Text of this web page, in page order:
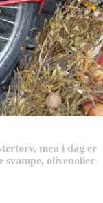
men i dag er
svampe, olivenolier